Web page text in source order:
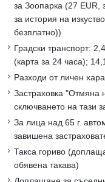
за Зоопарка (27 EUR,
за история на
безплатно))
Градски транспорт:
(карта за 24 часа);
Разходи от личен
Застраховка "Отмяна
сключването на тази
За лица над 65 г.
завишена
Такса гориво
обявена такава)